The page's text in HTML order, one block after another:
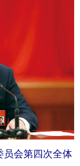
会第四次全体